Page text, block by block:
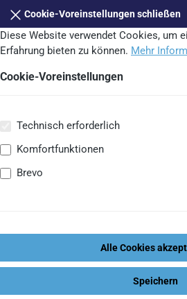
Cookie-Voreinstellungen schließen
Diese Website verwendet Cookies, um
Erfahrung bieten zu können. Mehr
Cookie-Voreinstellungen
Technisch erforderlich
Komfortfunktionen
Brevo
Alle Cookies
Speichern